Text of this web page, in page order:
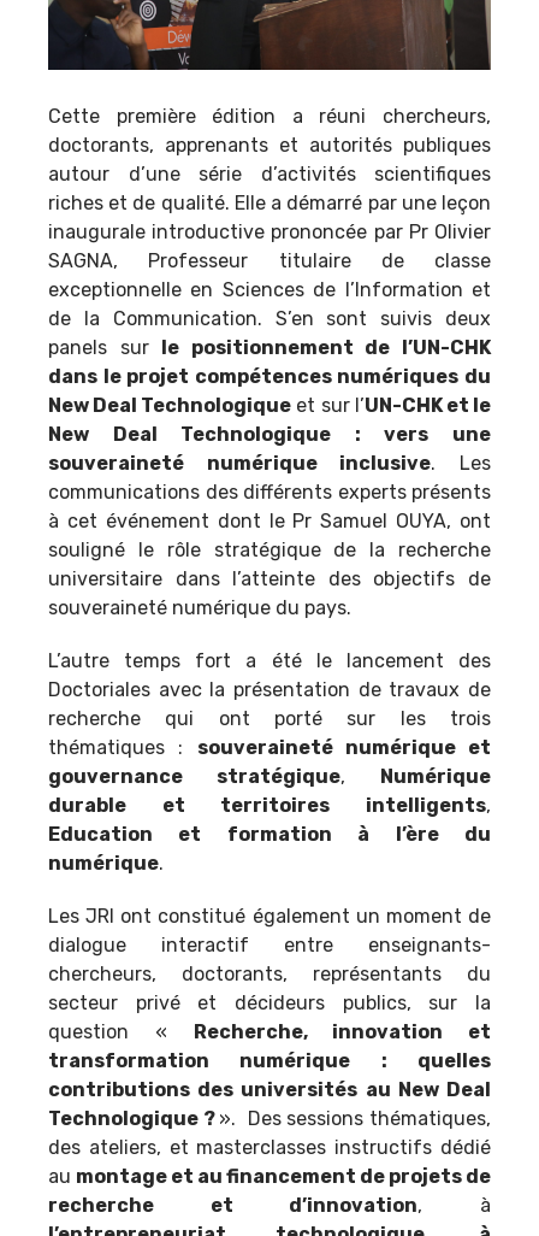
Cette première édition a réuni chercheurs,
doctorants, apprenants et autorités publiques
autour d’une série d’activités scientifiques
riches et de qualité. Elle a démarré par une leçon
inaugurale introductive prononcée par Pr Olivier
SAGNA, Professeur titulaire de classe
exceptionnelle en Sciences de l’Information et
de la Communication. S’en sont suivis deux
panels sur le positionnement de l’UN-CHK
dans le projet compétences numériques du
New Deal Technologique et sur l’UN-CHK et le
New Deal Technologique : vers une
souveraineté numérique inclusive. Les
communications des différents experts présents
à cet événement dont le Pr Samuel OUYA, ont
souligné le rôle stratégique de la recherche
universitaire dans l’atteinte des objectifs de
souveraineté numérique du pays.
L’autre temps fort a été le lancement des
Doctoriales avec la présentation de travaux de
recherche qui ont porté sur les trois
thématiques : souveraineté numérique et
gouvernance stratégique, Numérique
durable et territoires intelligents,
Education et formation à l’ère du
numérique.
Les JRI ont constitué également un moment de
dialogue interactif entre enseignants-
chercheurs, doctorants, représentants du
secteur privé et décideurs publics, sur la
question « Recherche, innovation et
transformation numérique : quelles
contributions des universités au New Deal
Technologique ? ». Des sessions thématiques,
des ateliers, et masterclasses instructifs dédié
au montage et au financement de projets de
recherche et d’innovation, à